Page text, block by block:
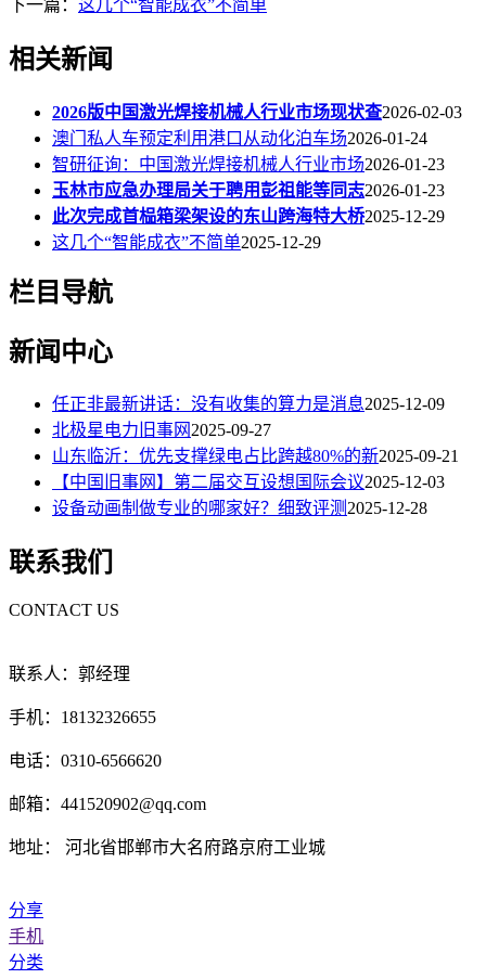
下一篇： 这几个“智能成衣”不简单
相关新闻
2026版中国激光焊接机械人行业市场现状查2026-02-03
澳门私人车预定利用港口从动化泊车场2026-01-24
智研征询：中国激光焊接机械人行业市场2026-01-23
玉林市应急办理局关于聘用彭祖能等同志2026-01-23
此次完成首榀箱梁架设的东山跨海特大桥2025-12-29
这几个“智能成衣”不简单2025-12-29
栏目导航
新闻中心
任正非最新讲话：没有收集的算力是消息2025-12-09
北极星电力旧事网2025-09-27
山东临沂：优先支撑绿电占比跨越80%的新2025-09-21
【中国旧事网】第二届交互设想国际会议2025-12-03
设备动画制做专业的哪家好？细致评测2025-12-28
联系我们
CONTACT US
联系人：郭经理
手机：18132326655
电话：0310-6566620
邮箱：441520902@qq.com
地址： 河北省邯郸市大名府路京府工业城
分享
手机
分类